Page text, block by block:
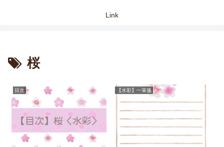
Link
桜
目次 【水彩】一筆箋